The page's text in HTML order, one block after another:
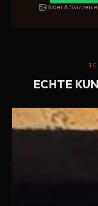
Bilder & Skizzen
ECHTE